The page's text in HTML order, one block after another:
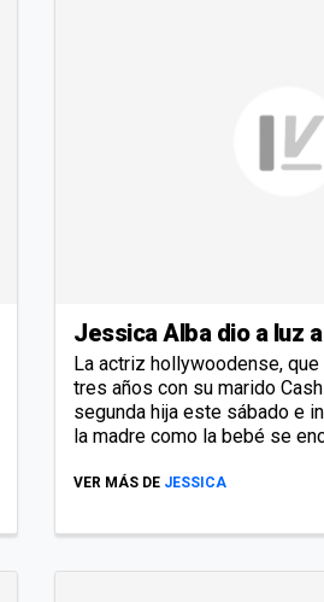
Jessica Alba dio a luz
La actriz hollywoodense,
tres años con su marido
segunda hija este sábado e
la madre como la bebé se
VER MÁS DE JESSICA